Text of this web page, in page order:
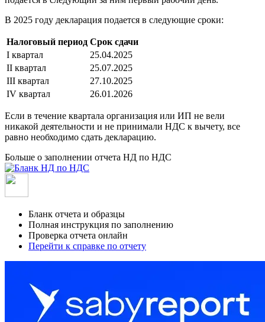
В 2025 году декларация подается в следующие сроки:
Налоговый период Срок сдачи
I квартал
25.04.2025
II квартал
25.07.2025
III квартал
27.10.2025
IV квартал
26.01.2026
Если в течение квартала организация или ИП не вели
никакой деятельности и не принимали НДС к вычету, все
равно необходимо сдать декларацию.
Больше о заполнении отчета НД по НДС
Бланк отчета и образцы
Полная инструкция по заполнению
Проверка отчета онлайн
Перейти к справке по отчету